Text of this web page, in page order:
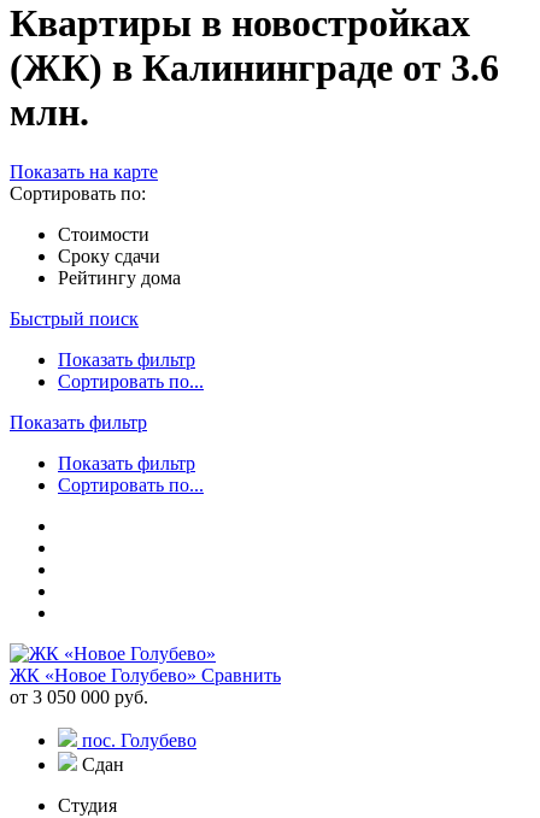
Квартиры в новостройках
(ЖК) в Калининграде от 3.6
млн.
Показать на карте
Сортировать по:
Стоимости
Сроку сдачи
Рейтингу дома
Быстрый поиск
Показать фильтр
Сортировать по...
Показать фильтр
Показать фильтр
Сортировать по...
ЖК «Новое Голубево» Сравнить
от 3 050 000 руб.
пос. Голубево
Сдан
Студия